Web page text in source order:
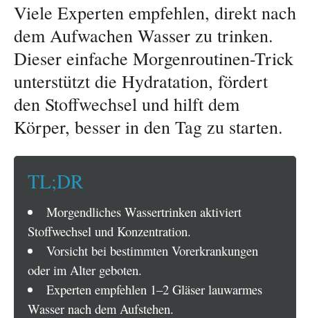
Viele Experten empfehlen, direkt nach
dem Aufwachen Wasser zu trinken.
Dieser einfache Morgenroutinen-Trick
unterstützt die Hydratation, fördert
den Stoffwechsel und hilft dem
Körper, besser in den Tag zu starten.
TL;DR
Morgendliches Wassertrinken aktiviert
Stoffwechsel und Konzentration.
Vorsicht bei bestimmten Vorerkrankungen
oder im Alter geboten.
Experten empfehlen 1–2 Gläser lauwarmes
Wasser nach dem Aufstehen.